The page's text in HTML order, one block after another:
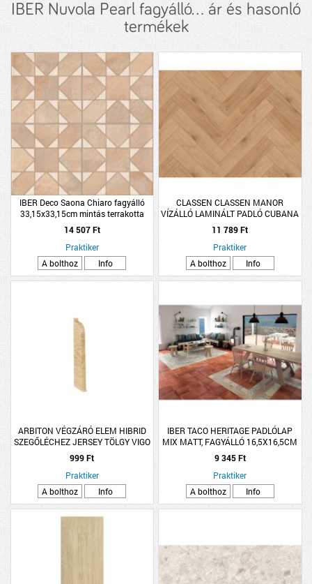
IBER Nuvola Pearl fagyálló... ár és hasonló
termékek
IBER Deco Saona Chiaro fagyálló
33,15x33,15cm mintás terrakotta
színű matt gres padlólap
14 507 Ft
Praktiker
A bolthoz
Info
CLASSEN CLASSEN MANOR
VÍZÁLLÓ LAMINÁLT PADLÓ CUBANA
HALSZÁLKA 643X131X8MM
1,179M2/CSOMAG K33 4V
11 789 Ft
Praktiker
A bolthoz
Info
ARBITON VÉGZÁRÓ ELEM HIBRID
SZEGŐLÉCHEZ JERSEY TÖLGY VIGO
60, 2 DB/CSOMAG, JOBB+BAL
999 Ft
Praktiker
A bolthoz
Info
IBER TACO HERITAGE PADLÓLAP
MIX MATT, FAGYÁLLÓ 16,5X16,5CM
0,55M2/CS
9 345 Ft
Praktiker
A bolthoz
Info